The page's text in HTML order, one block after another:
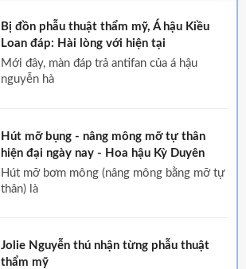
Bị đồn phẫu thuật thẩm mỹ, Á hậu Kiều
Loan đáp: Hài lòng với hiện tại
mới đây, màn đáp trả antifan của á hậu
nguyễn hà
Hút mỡ bụng - nâng mông mỡ tự thân
hiện đại ngày nay - Hoa hậu Kỳ Duyên
hút mỡ bơm mông (nâng mông bằng mỡ tự
thân) là
Jolie Nguyễn thú nhận từng phẫu thuật
thẩm mỹ